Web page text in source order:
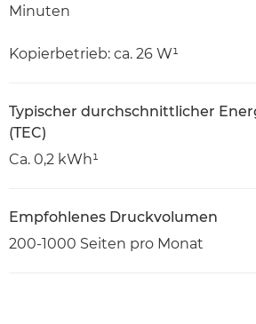
Minuten
Kopierbetrieb: ca. 26 W¹
Typischer durchschnittlicher
(TEC)
Ca. 0,2 kWh¹
Empfohlenes Druckvolumen
200-1000 Seiten pro Monat